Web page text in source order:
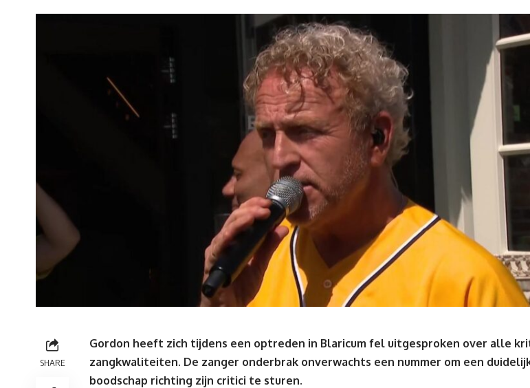
SHARE
Gordon heeft zich tijdens een optreden in Blaricum fel uitgesproken over alle
zangkwaliteiten. De zanger onderbrak onverwachts een nummer om een
boodschap richting zijn critici te sturen.